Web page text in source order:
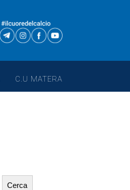
C.U MATERA
Cerca